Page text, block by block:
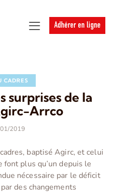
Adhérer en ligne
CADRES
surprises de la
Arrco
2019
baptisé Agirc, et celui
font plus qu’un depuis le
nécessaire par le déficit
des changements